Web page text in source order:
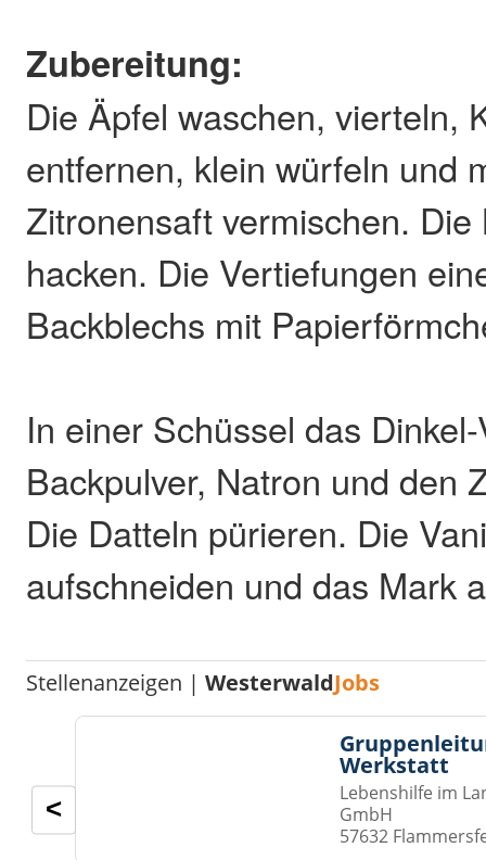
Zubereitung:
Die Äpfel waschen, vierteln,
entfernen, klein würfeln und
Zitronensaft vermischen. Die
hacken. Die Vertiefungen
Backblechs mit
In einer Schüssel das
Backpulver, Natron und den
Die Datteln pürieren. Die
aufschneiden und das Mark
Stellenanzeigen |WesterwaldJobs
Werkstatt
Lebenshilfe im
GmbH
57632
<